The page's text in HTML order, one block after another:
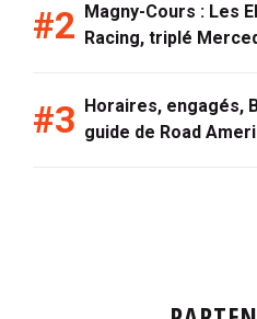
Magny-Cours : Les
Racing, triplé
Horaires, engagés,
guide de Road